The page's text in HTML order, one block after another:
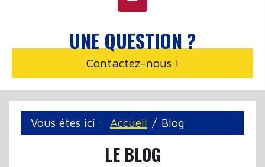
UNE QUESTION ?
Contactez-nous !
Vous êtes ici : Accueil Blog
LE BLOG